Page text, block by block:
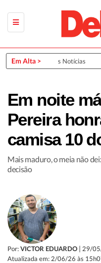
Em Alta >Últimas Notícias
Em noite
Pereira
camisa 10
Mais maduro, o meia não
decisão
Por:VICTOR EDUARDO | 29/
Atualizada em: 2/06/26 às